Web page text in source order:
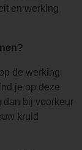
en werking
de werking
je op deze
dan bij voorkeur
kruid